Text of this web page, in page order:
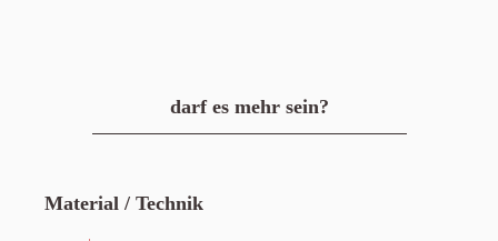
darf es mehr sein?
Material / Technik